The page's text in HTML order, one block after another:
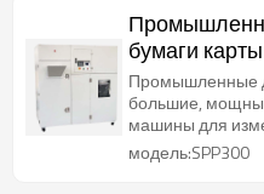
бумаги
документа
уровня
Промышленные
большие,
машины для
измельчать
модель:SPP300